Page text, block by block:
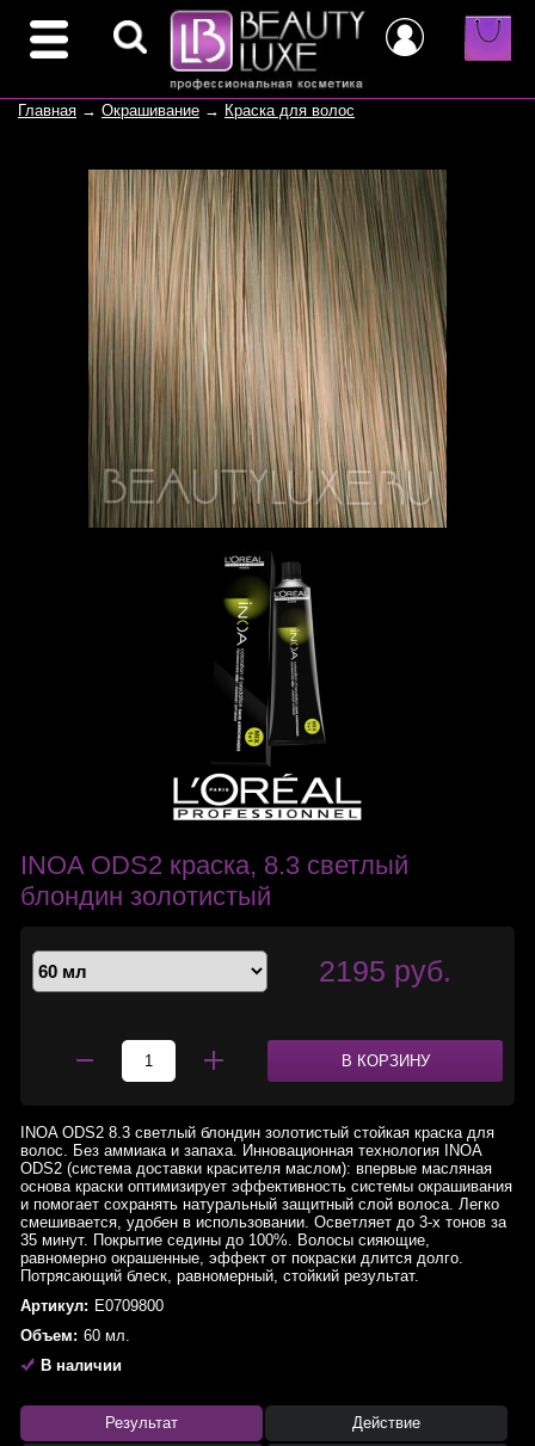
Главная → Окрашивание → Краска для волос
INOA ODS2 краска, 8.3 светлый
блондин золотистый
2195 руб.
В КОРЗИНУ
INOA ODS2 8.3 светлый блондин золотистый стойкая краска для
волос. Без аммиака и запаха. Инновационная технология INOA
ODS2 (система доставки красителя маслом): впервые масляная
основа краски оптимизирует эффективность системы окрашивания
и помогает сохранять натуральный защитный слой волоса. Легко
смешивается, удобен в использовании. Осветляет до 3-х тонов за
35 минут. Покрытие седины до 100%. Волосы сияющие,
равномерно окрашенные, эффект от покраски длится долго.
Потрясающий блеск, равномерный, стойкий результат.
Артикул: E0709800
Объем: 60 мл.
В наличии
Результат Действие